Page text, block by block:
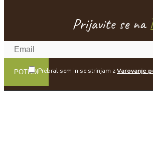
Prijavite se na
POTRDIPrebral sem in se strinjam zVarovanje